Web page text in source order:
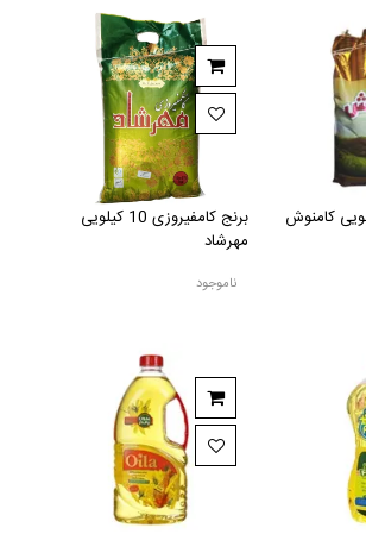
برنج کامفیروزی 10 کیلویی
مهرشاد
ناموجود